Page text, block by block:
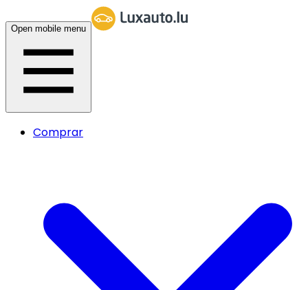
Open mobile menu
Comprar